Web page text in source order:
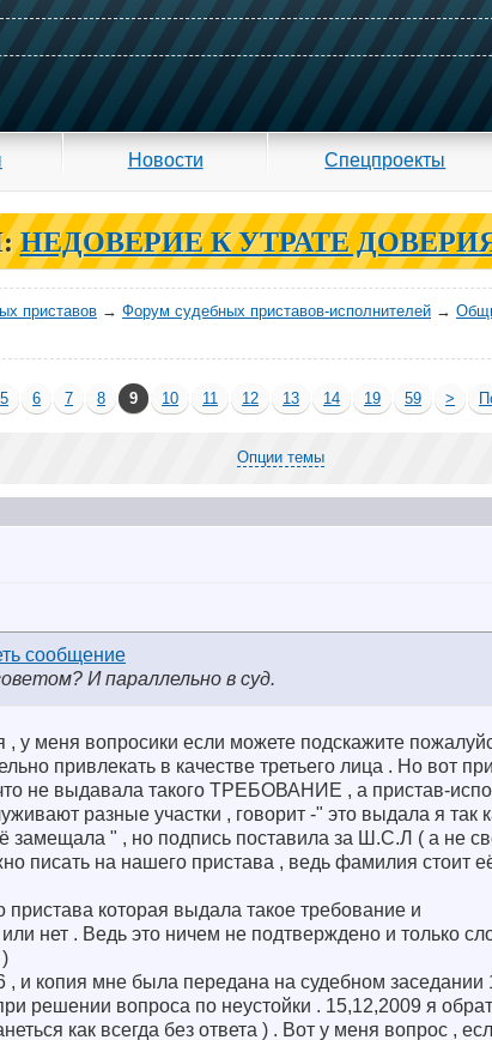
Новости Спецпроекты
НЕДОВЕРИЕ К УТРАТЕ
приставов → Форум судебных приставов-исполнителей →
5 6 7 8 9 10 11 12 13 14 19 59 >
Опции темы
И параллельно в суд.
у меня вопросики если можете подскажите
привлекать в качестве третьего лица . Но вот
не выдавала такого ТРЕБОВАНИЕ , а пристав-
разные участки , говорит -" это выдала я так
" , но подпись поставила за Ш.С.Л ( а не
писать на нашего пристава , ведь фамилия стоит
пристава которая выдала такое требование и
нет . Ведь это ничем не подтверждено и только
и копия мне была передана на судебном заседании
решении вопроса по неустойки . 15,12,2009 я
как всегда без ответа ) . Вот у меня вопрос ,